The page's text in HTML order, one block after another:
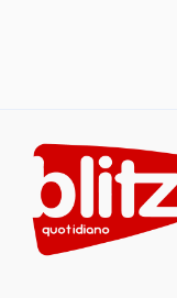
content